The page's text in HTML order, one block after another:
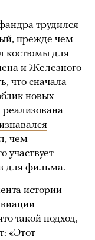
трудился
прежде чем
костюмы для
и Железного
что сначала
новых
чем
участвует
для фильма.
истории
такой подход,
«Этот